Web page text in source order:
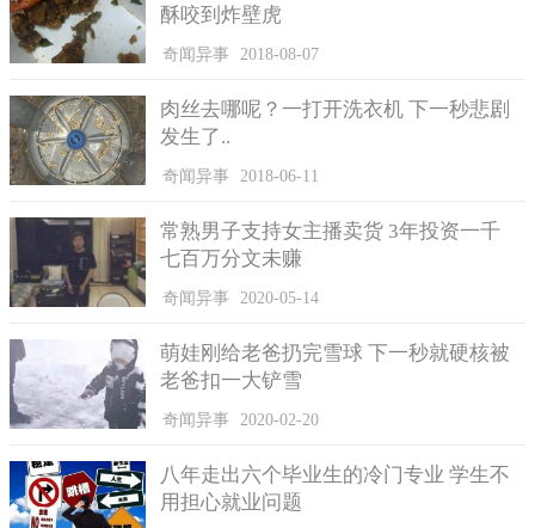
在如今这个科技十分发达的年代，面积越小的设备会为今后
的电子产品带去明显的优势。科学技术越来越发达，意味着将有
更多微型的，功能越来越强大的产品面市，等到那个时候，在一
个只有盐粒大的电脑中看电影玩游戏就已经不是遥不可及的梦想
酥咬到炸壁虎
奇闻异事 2018-08-07
肉丝去哪呢？一打开洗衣机 下一秒悲剧
发生了..
奇闻异事 2018-06-11
常熟男子支持女主播卖货 3年投资一千
七百万分文未赚
奇闻异事 2020-05-14
萌娃刚给老爸扔完雪球 下一秒就硬核被
老爸扣一大铲雪
奇闻异事 2020-02-20
八年走出六个毕业生的冷门专业 学生不
用担心就业问题